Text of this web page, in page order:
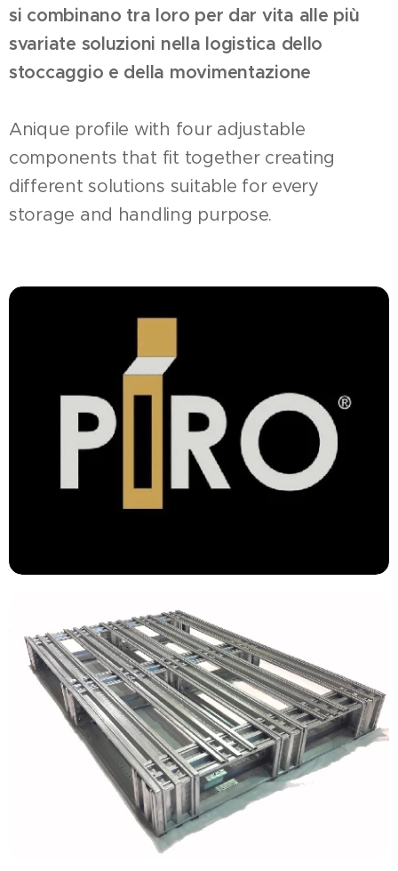
si combinano tra loro per dar vita alle più
svariate soluzioni nella logistica dello
stoccaggio e della movimentazione
Anique profile with four adjustable
components that fit together creating
different solutions suitable for every
storage and handling purpose.